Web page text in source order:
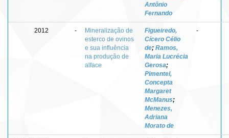
Antônio
Fernando
2012 -
Mineralização de
esterco de ovinos
e sua influência
na produção de
alface
Figueiredo,
Cícero Célio
de; Ramos,
Maria Lucrécia
Gerosa;
Pimentel,
Concepta
Margaret
McManus;
Menezes,
Adriana
Morato de
-